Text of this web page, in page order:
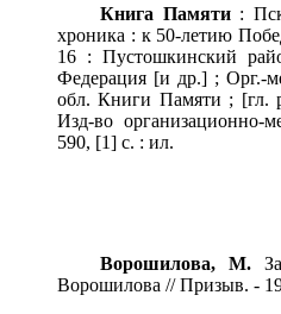
Книга Памяти:
хроника : к 50-летию
16 : Пустошкинский
Федерация [и др.] ; Орг.-
обл. Книги Памяти ; [гл.
Изд-во организационно-
590, [1] с. : ил.
Ворошилова, М.
Ворошилова // Призыв. -